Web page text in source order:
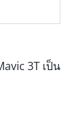
3T เป็น